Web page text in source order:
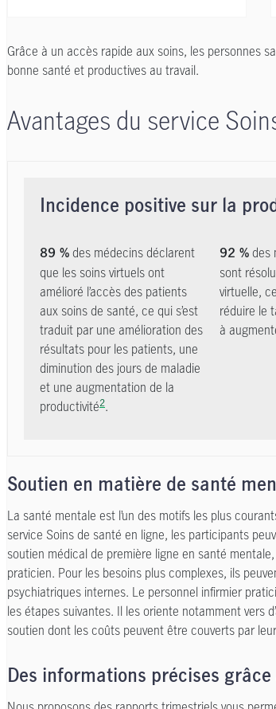
Grâce à un accès rapide aux soins, les personnes
bonne santé et productives au travail.
Avantages du service
Incidence positive sur la
89 % des médecins déclarent
que les soins virtuels ont
amélioré l’accès des patients
aux soins de santé, ce qui s’est
traduit par une amélioration des
résultats pour les patients, une
diminution des jours de maladie
et une augmentation de la
productivité2.
92 %des
sont
virtuelle,
réduire le
à
Soutien en matière de santé
La santé mentale est l’un des motifs les plus
service Soins de santé en ligne, les participants
soutien médical de première ligne en santé
praticien. Pour les besoins plus complexes, ils
psychiatriques internes. Le personnel infirmier
les étapes suivantes. Il les oriente notamment vers
soutien dont les coûts peuvent être couverts par
Des informations précises